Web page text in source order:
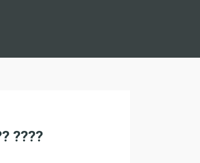
????